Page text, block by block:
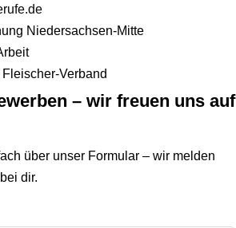
Niedersachsen-Mitte
Verband
– wir freuen uns auf
über unser Formular – wir melden
dir.